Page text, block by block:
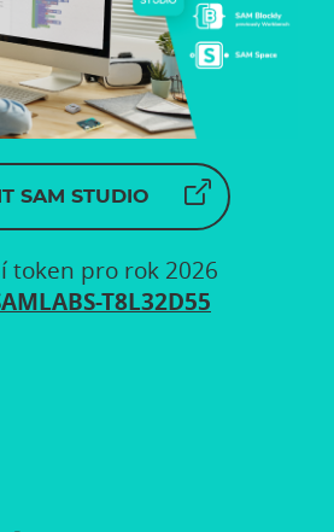
SAM STUDIO
token pro rok 2026
T8L32D55